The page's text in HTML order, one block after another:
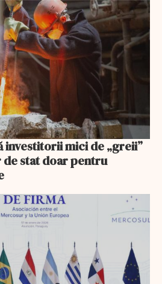
investitorii mici de „greii”
stat doar pentru